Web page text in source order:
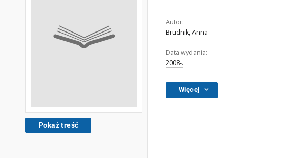
Pokaż treść
Autor:
Brudnik, Anna
Data wydania:
2008-.
Więcej